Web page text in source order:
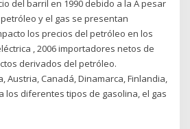
del barril en 1990 debido a la A pesar
y el gas se presentan
los precios del petróleo en los
, 2006 importadores netos de
derivados del petróleo.
Austria, Canadá, Dinamarca, Finlandia,
los diferentes tipos de gasolina, el gas